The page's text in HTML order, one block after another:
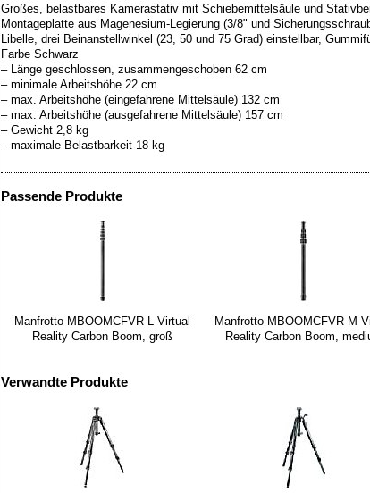
Großes, belastbares Kamerastativ mit Schiebemittelsäule und
Montageplatte aus Magenesium-Legierung (3/8" und
Libelle, drei Beinanstellwinkel (23, 50 und 75 Grad) einstellbar,
Farbe Schwarz
– Länge geschlossen, zusammengeschoben 62 cm
– minimale Arbeitshöhe 22 cm
– max. Arbeitshöhe (eingefahrene Mittelsäule) 132 cm
– max. Arbeitshöhe (ausgefahrene Mittelsäule) 157 cm
– Gewicht 2,8 kg
Passende Produkte
Manfrotto MBOOMCFVR-L Virtual
Reality Carbon Boom, groß
Manfrotto MBOOMCFVR-M
Reality Carbon Boom,
Verwandte Produkte